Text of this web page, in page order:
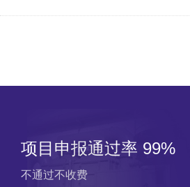
项目申报通过率 99%
不通过不收费